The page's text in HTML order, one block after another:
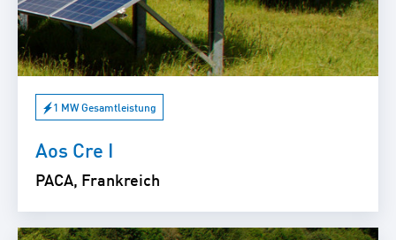
1 MW Gesamtleistung
Aos Cre I
PACA, Frankreich